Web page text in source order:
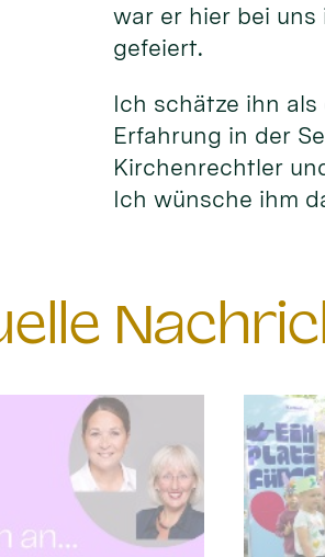
war er hier bei uns
gefeiert.
Ich schätze ihn
Erfahrung in der
Kirchenrechtler
Ich wünsche ihm